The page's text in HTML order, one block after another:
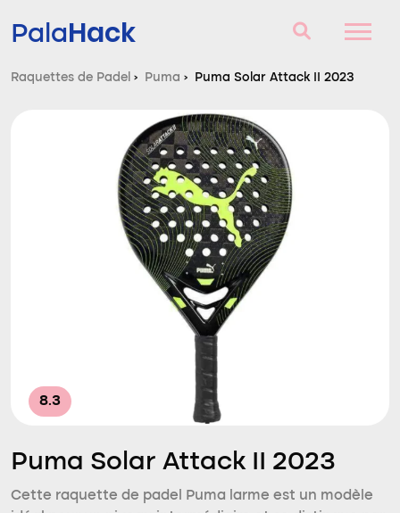
PalaHack
Raquettes de Padel
Questions et réponses
Comparateur
Raquettes de Padel › Puma › Puma Solar Attack II 2023
8.3
Puma Solar Attack II 2023
Cette raquette de padel Puma larme est un modèle